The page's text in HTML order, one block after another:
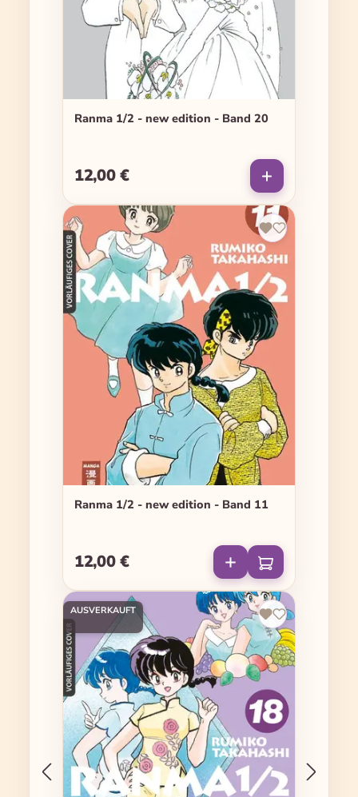
Ranma 1/2 - new edition - Band 20
Regulärer Preis:
12,00 €
Ranma 1/2 - new edition - Band 11
Regulärer Preis:
12,00 €
AUSVERKAUFT